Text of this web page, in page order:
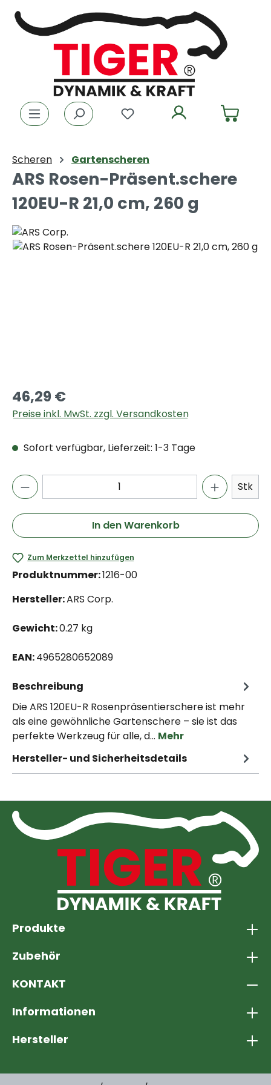
Zum Hauptinhalt springen
Du hast 0 Produkte auf
Scheren Gartenscheren
ARS Rosen-Präsent.schere
120EU-R 21,0 cm, 260 g
Bildergalerie überspringen
46,29 €
Preise inkl. MwSt. zzgl. Versandkosten
Sofort verfügbar, Lieferzeit: 1-3 Tage
Stk
In den Warenkorb
Zum Merkzettel hinzufügen
Produktnummer:1216-00
Hersteller:ARS Corp.
Gewicht:0.27 kg
EAN:4965280652089
Beschreibung
Die ARS 120EU-R Rosenpräsentierschere ist mehr
als eine gewöhnliche Gartenschere – sie ist das
perfekte Werkzeug für alle, d… Mehr
Hersteller- und Sicherheitsdetails
Produkte
Zubehör
KONTAKT
Informationen
Hersteller